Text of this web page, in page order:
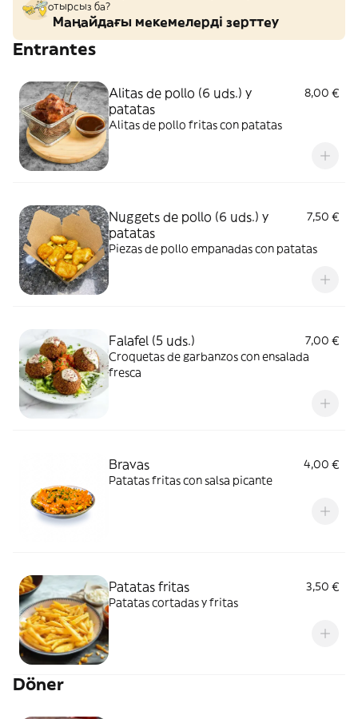
отырсыз ба?
Маңайдағы мекемелерді зерттеу
Entrantes
Alitas de pollo (6 uds.) y
patatas
8,00 €
Alitas de pollo fritas con patatas
Nuggets de pollo (6 uds.) y
patatas
7,50 €
Piezas de pollo empanadas con patatas
Falafel (5 uds.)
7,00 €
Croquetas de garbanzos con ensalada
fresca
Bravas
4,00 €
Patatas fritas con salsa picante
Patatas fritas
3,50 €
Patatas cortadas y fritas
Döner